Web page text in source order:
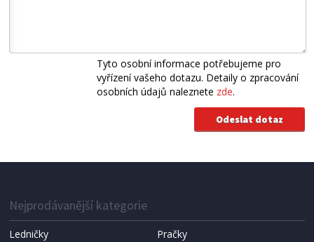
Tyto osobní informace potřebujeme pro
vyřízení vašeho dotazu. Detaily o zpracování
osobních údajů naleznete zde.
Nejprodávanější kategorie
Ledničky
Pračky